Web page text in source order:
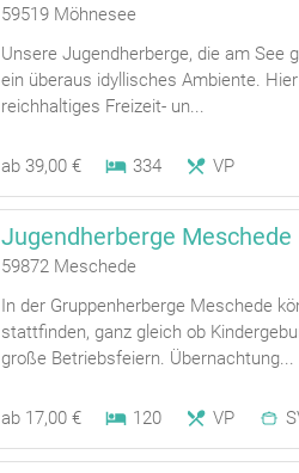
59519 Möhnesee
Unsere Jugendherberge, die am See
ein überaus idyllisches Ambiente.
reichhaltiges Freizeit- un...
ab 39,00 € 334 VP
Jugendherberge Meschede
59872 Meschede
In der Gruppenherberge Meschede
stattfinden, ganz gleich ob
große Betriebsfeiern. Übernachtung...
ab 17,00 € 120 VP